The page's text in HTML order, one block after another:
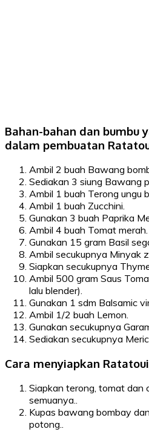
Bahan-bahan dan bumbu
dalam pembuatan
Ambil 2 buah Bawang
Sediakan 3 siung Bawang
Ambil 1 buah Terong ungu
Ambil 1 buah Zucchini.
Gunakan 3 buah Paprika
Ambil 4 buah Tomat merah.
Gunakan 15 gram Basil
Ambil secukupnya Minyak
Siapkan secukupnya
Ambil 500 gram Saus
lalu blender).
Gunakan 1 sdm Balsamic
Ambil 1/2 buah Lemon.
Gunakan secukupnya
Sediakan secukupnya
Cara menyiapkan
Siapkan terong, tomat dan
semuanya..
Kupas bawang bombay
potong..